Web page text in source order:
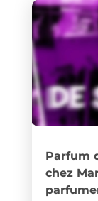
Parfum
chez